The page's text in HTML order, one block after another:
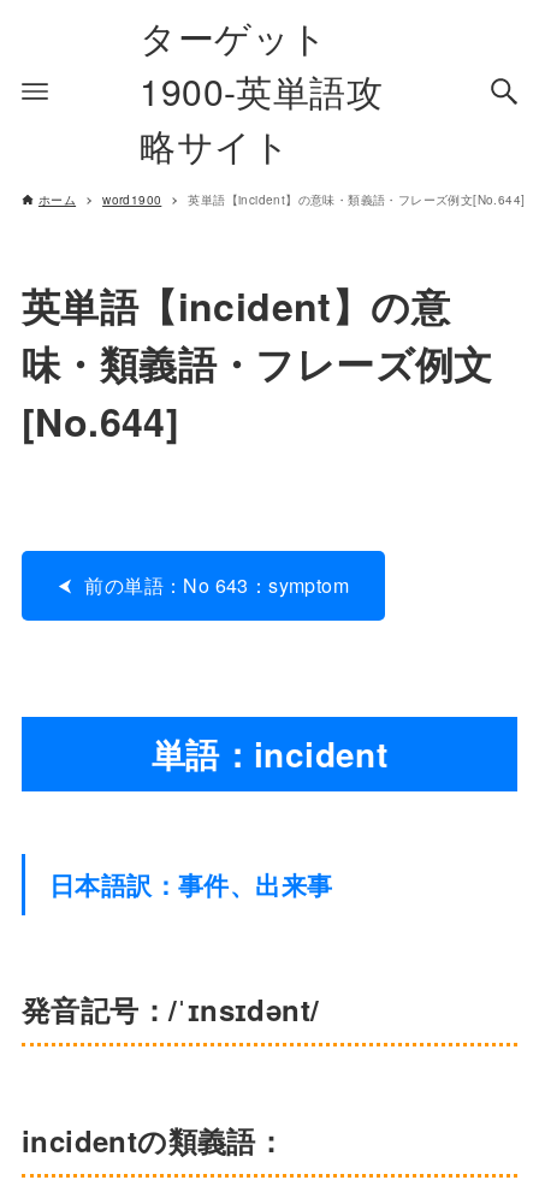
ターゲット
1900-英単語攻
略サイト
ホーム word1900 英単語【incident】の意味・類義語・フレーズ例文[No.644]
英単語【incident】の意
味・類義語・フレーズ例文
[No.644]
前の単語：No 643：symptom
単語：incident
日本語訳：事件、出来事
発音記号：/ˈɪnsɪdənt/
incidentの類義語：